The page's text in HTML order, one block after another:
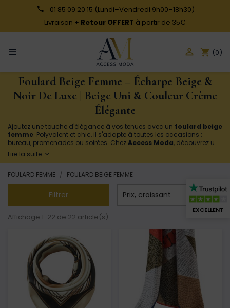
EXCELLENT
01 85 09 20 15 (Lundi–Vendredi 9h00–18h30)
Livraison + Retour OFFERT à partir de 35€
 shopping_cart (0)
Foulard Beige Femme – Écharpe Beige &
Noir De Luxe | Beige Uni & Couleur Crème
Élégante
Ajoutez une touche d'élégance à vos tenues avec un foulard beige
femme. Polyvalent et chic, il s'adapte à toutes les occasions :
bureau, promenades ou soirées. ChezAccess Moda, découvrez une
collection variée de foulards en soie, coton ou polyester, unis ou à
motifs. Parfait autour du cou, dans les cheveux ou attaché à un sac,
Commandez dès maintenant pour sublimer votre look au
quotidien !
Lire la suite
FOULARD FEMME FOULARD BEIGE FEMME
Filtrer Prix, croissant 
Affichage 1-22 de 22 article(s)